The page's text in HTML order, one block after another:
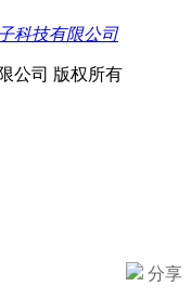
公司 版权所有
分享